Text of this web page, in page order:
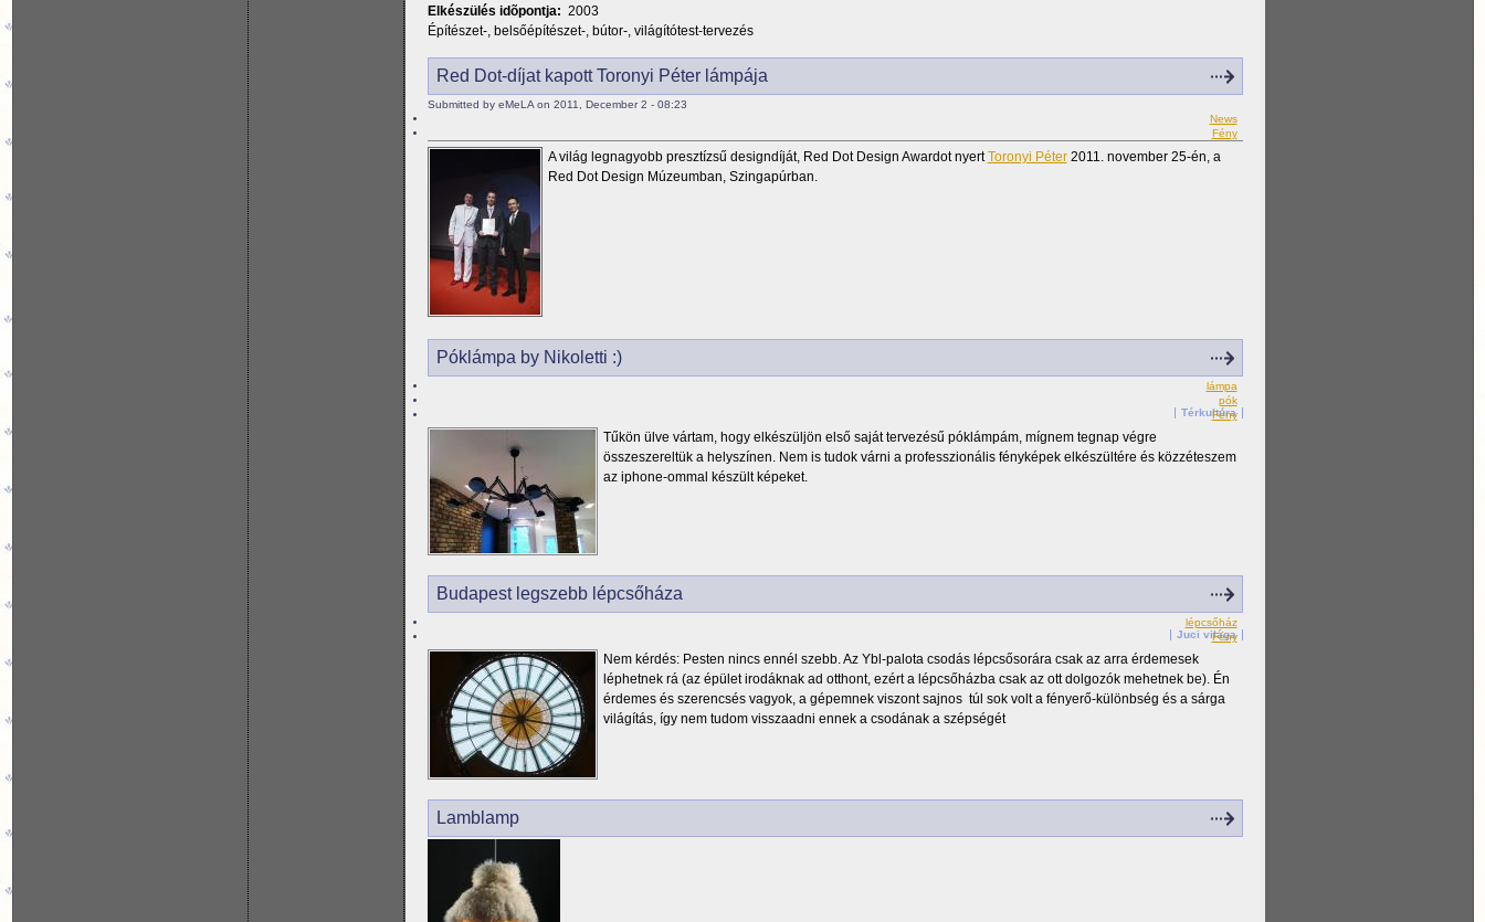
Elkészülés idõpontja: 2003
Építészet-, belsőépítészet-, bútor-, világítótest-tervezés
Red Dot-díjat kapott Toronyi Péter lámpája
Submitted by eMeLA on 2011, December 2 - 08:23
News
Fény
A világ legnagyobb presztízsű designdíját, Red Dot Design Awardot nyertToronyi Péter2011. november 25-én, a
Red Dot Design Múzeumban, Szingapúrban.
Póklámpa by Nikoletti :)
lámpa
pók
Fény
Térkultúra
Tűkön ülve vártam, hogy elkészüljön első saját tervezésű póklámpám, mígnem tegnap végre
összeszereltük a helyszínen. Nem is tudok várni a professzionális fényképek elkészültére és közzéteszem
az iphone-ommal készült képeket.
Budapest legszebb lépcsőháza
lépcsőház
Fény
Juci világa
Nem kérdés: Pesten nincs ennél szebb. Az Ybl-palota csodás lépcsősorára csak az arra érdemesek
léphetnek rá (az épület irodáknak ad otthont, ezért a lépcsőházba csak az ott dolgozók mehetnek be). Én
érdemes és szerencsés vagyok, a gépemnek viszont sajnos túl sok volt a fényerő-különbség és a sárga
világítás, így nem tudom visszaadni ennek a csodának a szépségét
Lamblamp